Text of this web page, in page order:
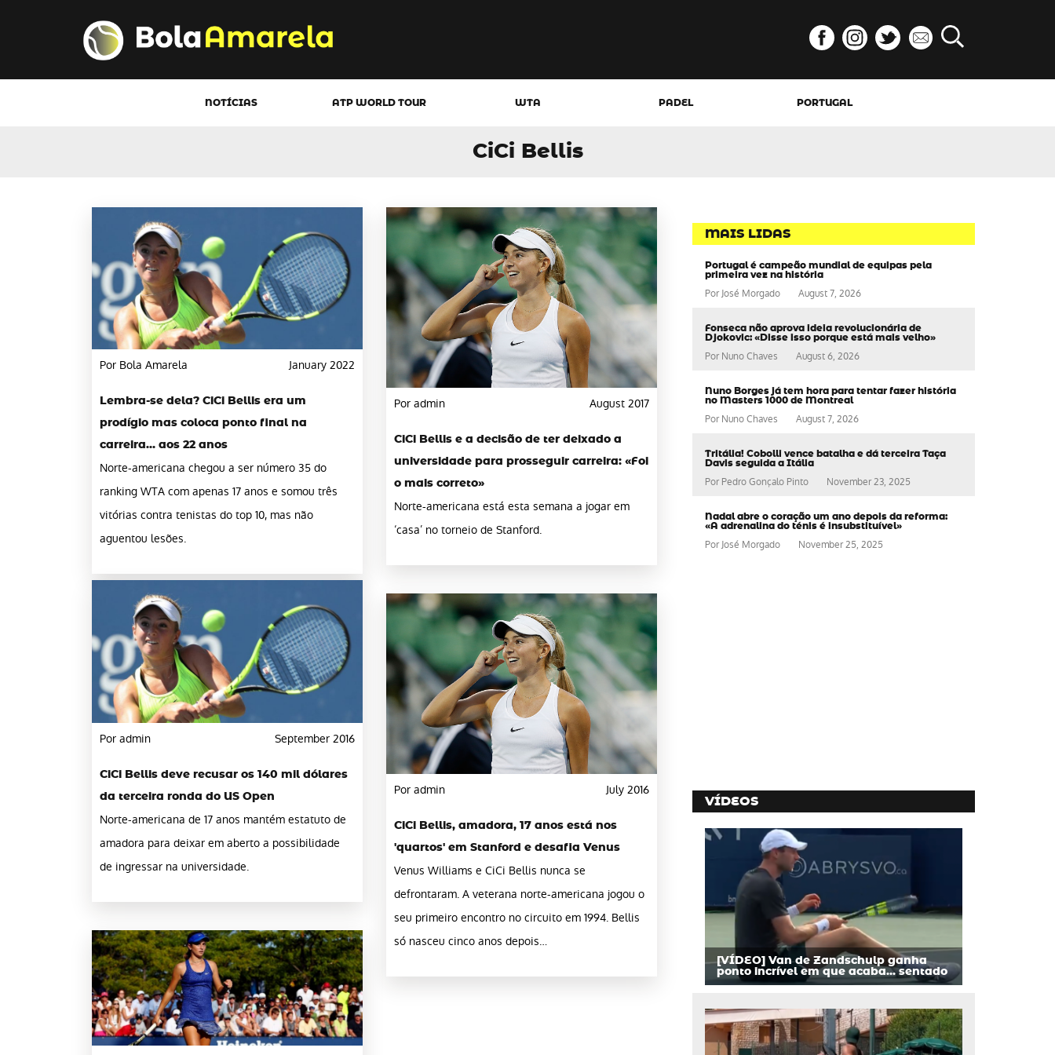
NOTÍCIAS ATP WORLD TOUR WTA PADEL PORTUGAL
CiCi Bellis
Por Bola Amarela January 2022
Lembra-se dela? CiCi Bellis era um
prodígio mas coloca ponto final na
carreira… aos 22 anos
Norte-americana chegou a ser número 35 do
ranking WTA com apenas 17 anos e somou três
vitórias contra tenistas do top 10, mas não
aguentou lesões.
Por admin August 2017
CiCi Bellis e a decisão de ter deixado a
universidade para prosseguir carreira: «Foi
o mais correto»
Norte-americana está esta semana a jogar em
‘casa’ no torneio de Stanford.
Por admin September 2016
CiCi Bellis deve recusar os 140 mil dólares
da terceira ronda do US Open
Norte-americana de 17 anos mantém estatuto de
amadora para deixar em aberto a possibilidade
de ingressar na universidade.
Por admin July 2016
CiCi Bellis, amadora, 17 anos está nos
'quartos' em Stanford e desafia Venus
Venus Williams e CiCi Bellis nunca se
defrontaram. A veterana norte-americana jogou o
seu primeiro encontro no circuito em 1994. Bellis
só nasceu cinco anos depois…
MAIS LIDAS
Portugal é campeão mundial de equipas pela
primeira vez na história
PorJosé Morgado August 7, 2026
Fonseca não aprova ideia revolucionária de
Djokovic: «Disse isso porque está mais velho»
Por Nuno Chaves August 6, 2026
Nuno Borges já tem hora para tentar fazer história
no Masters 1000 de Montreal
PorNuno Chaves August 7, 2026
Tritália! Cobolli vence batalha e dá terceira Taça
Davis seguida a Itália
Por Pedro Gonçalo Pinto November 23, 2025
Nadal abre o coração um ano depois da reforma:
«A adrenalina do ténis é insubstituível»
PorJosé Morgado November 25, 2025
VÍDEOS
[VÍDEO] Van de Zandschulp ganha
ponto incrível em que acaba… sentado